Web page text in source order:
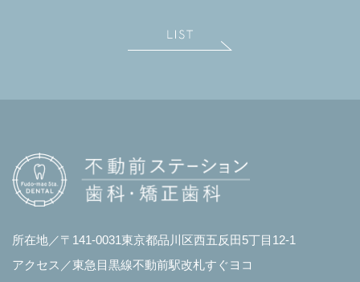
所在地／〒141-0031東京都品川区西五反田5丁目12-1
アクセス／東急目黒線不動前駅改札すぐヨコ